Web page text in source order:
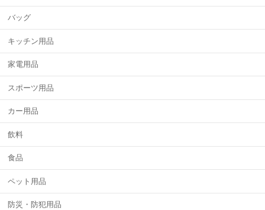
バッグ
キッチン用品
家電用品
スポーツ用品
カー用品
飲料
食品
ペット用品
防災・防犯用品